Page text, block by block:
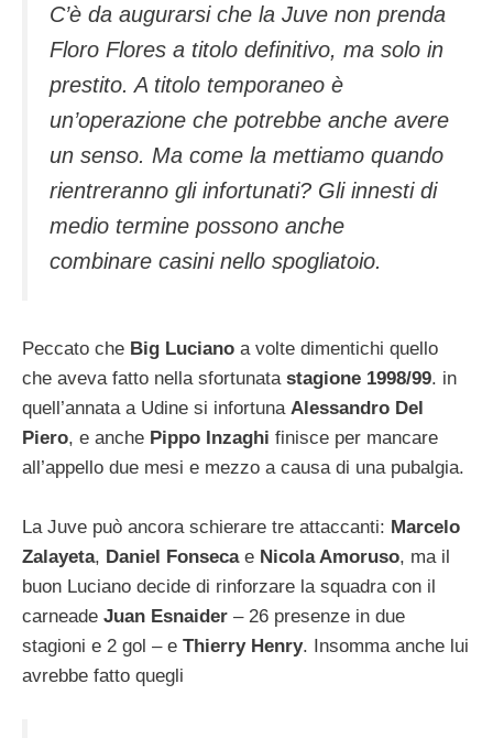
C’è da augurarsi che la Juve non prenda
Floro Flores a titolo definitivo, ma solo in
prestito. A titolo temporaneo è
un’operazione che potrebbe anche avere
un senso. Ma come la mettiamo quando
rientreranno gli infortunati? Gli innesti di
medio termine possono anche
combinare casini nello spogliatoio.
Peccato che Big Luciano a volte dimentichi quello
che aveva fatto nella sfortunata stagione 1998/99. in
quell’annata a Udine si infortuna Alessandro Del
Piero, e anche Pippo Inzaghi finisce per mancare
all’appello due mesi e mezzo a causa di una pubalgia.
La Juve può ancora schierare tre attaccanti: Marcelo
Zalayeta, Daniel Fonsecae Nicola Amoruso, ma il
buon Luciano decide di rinforzare la squadra con il
carneade Juan Esnaider – 26 presenze in due
stagioni e 2 gol – e Thierry Henry. Insomma anche lui
avrebbe fatto quegli